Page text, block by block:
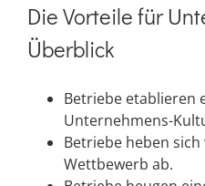
Die Vorteile für
Überblick
Betriebe etablieren
Unternehmens-
Betriebe heben
Wettbewerb ab.